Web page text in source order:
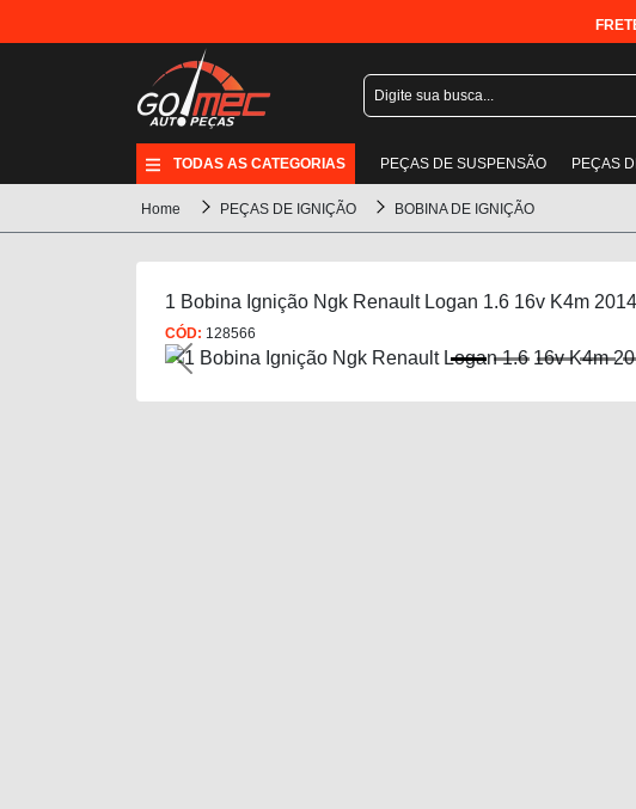
TODAS AS CATEGORIAS PEÇAS DE SUSPENSÃO PEÇAS
Home PEÇAS DE IGNIÇÃO BOBINA DE IGNIÇÃO
1 Bobina Ignição Ngk Renault Logan 1.6 16v K4m
CÓD: 128566
Previous